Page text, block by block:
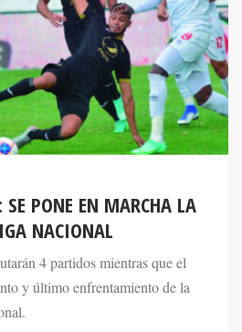
PONE EN MARCHA LA
NACIONAL
4 partidos mientras que el
y último enfrentamiento de la